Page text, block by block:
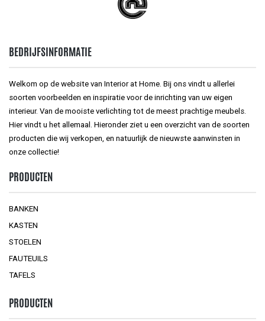
BEDRIJFSINFORMATIE
Welkom op de website van Interior at Home. Bij ons vindt u allerlei
soorten voorbeelden en inspiratie voor de inrichting van uw eigen
interieur. Van de mooiste verlichting tot de meest prachtige meubels.
Hier vindt u het allemaal. Hieronder ziet u een overzicht van de soorten
producten die wij verkopen, en natuurlijk de nieuwste aanwinsten in
onze collectie!
PRODUCTEN
BANKEN
KASTEN
STOELEN
FAUTEUILS
TAFELS
PRODUCTEN